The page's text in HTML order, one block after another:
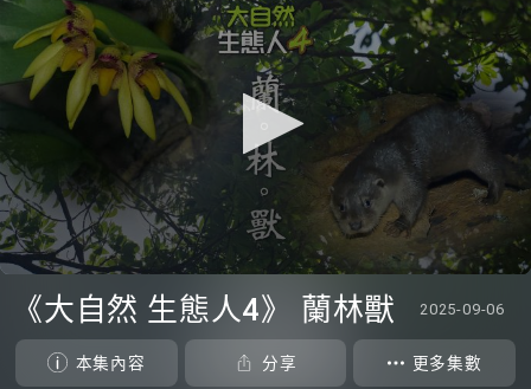
seconds
seconds
《大自然 生態人4》 蘭林獸 2025-09-06
本集內容 分享 更多集數